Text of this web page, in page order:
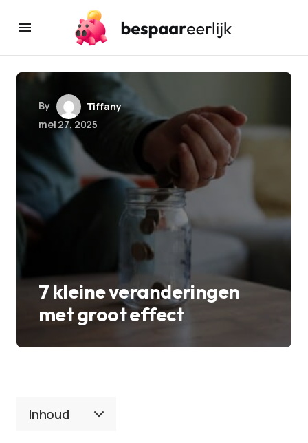
By
Tiffany
mei 27, 2025
7 kleine veranderingen
met groot effect
Inhoud